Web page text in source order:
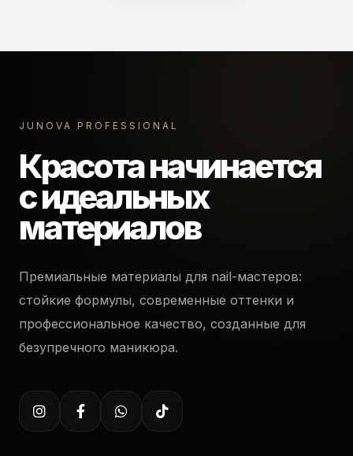
JUNOVA PROFESSIONAL
Красота начинается
с идеальных
материалов
Премиальные материалы для nail-мастеров:
стойкие формулы, современные оттенки и
профессиональное качество, созданные для
безупречного маникюра.